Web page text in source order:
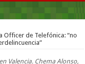
Officer de Telefónica: “no
Valencia. Chema Alonso,